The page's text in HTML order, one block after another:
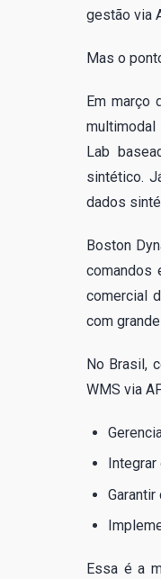
gestão via
Mas o
Em março
Lab
sintético.
dados
Boston
comandos
comercial
com
No Brasil,
WMS via
Essa é a